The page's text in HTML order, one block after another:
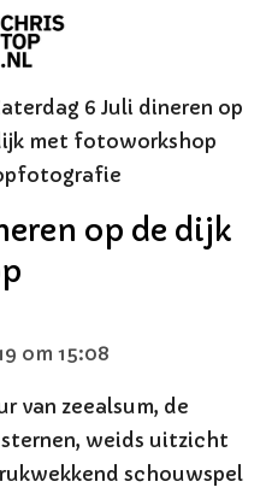
6 Juli dineren op
met fotoworkshop
op de dijk
om 15:08
van zeealsum, de
weids uitzicht
schouwspel